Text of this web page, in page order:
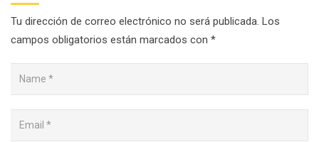
Tu dirección de correo electrónico no será publicada. Los
campos obligatorios están marcados con *